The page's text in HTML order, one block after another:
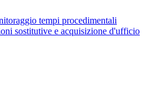
tempi procedimentali
sostitutive e acquisizione d'ufficio